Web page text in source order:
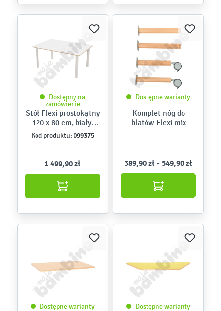
Dostępny na
zamówienie
Stół Flexi prostokątny
120 x 80 cm, biały,
nogi bielone
Kod produktu: 099375
1 499,90 zł
Dostępne warianty
Komplet nóg do
blatów Flexi mix
389,90 zł - 549,90 zł
Dostępne warianty Dostępne warianty